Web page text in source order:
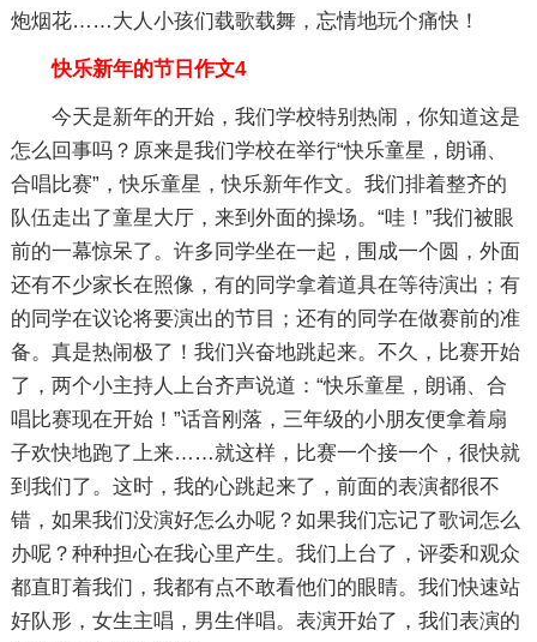
炮烟花……大人小孩们载歌载舞，忘情地玩个痛快！
快乐新年的节日作文4
今天是新年的开始，我们学校特别热闹，你知道这是
怎么回事吗？原来是我们学校在举行“快乐童星，朗诵、
合唱比赛”，快乐童星，快乐新年作文。我们排着整齐的
队伍走出了童星大厅，来到外面的操场。“哇！”我们被眼
前的一幕惊呆了。许多同学坐在一起，围成一个圆，外面
还有不少家长在照像，有的同学拿着道具在等待演出；有
的同学在议论将要演出的节目；还有的同学在做赛前的准
备。真是热闹极了！我们兴奋地跳起来。不久，比赛开始
了，两个小主持人上台齐声说道：“快乐童星，朗诵、合
唱比赛现在开始！”话音刚落，三年级的小朋友便拿着扇
子欢快地跑了上来……就这样，比赛一个接一个，很快就
到我们了。这时，我的心跳起来了，前面的表演都很不
错，如果我们没演好怎么办呢？如果我们忘记了歌词怎么
办呢？种种担心在我心里产生。我们上台了，评委和观众
都直盯着我们，我都有点不敢看他们的眼睛。我们快速站
好队形，女生主唱，男生伴唱。表演开始了，我们表演的